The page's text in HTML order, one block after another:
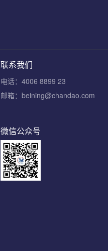
联系我们
电话：4006 8899 23
邮箱：beining@chandao.com
微信公众号